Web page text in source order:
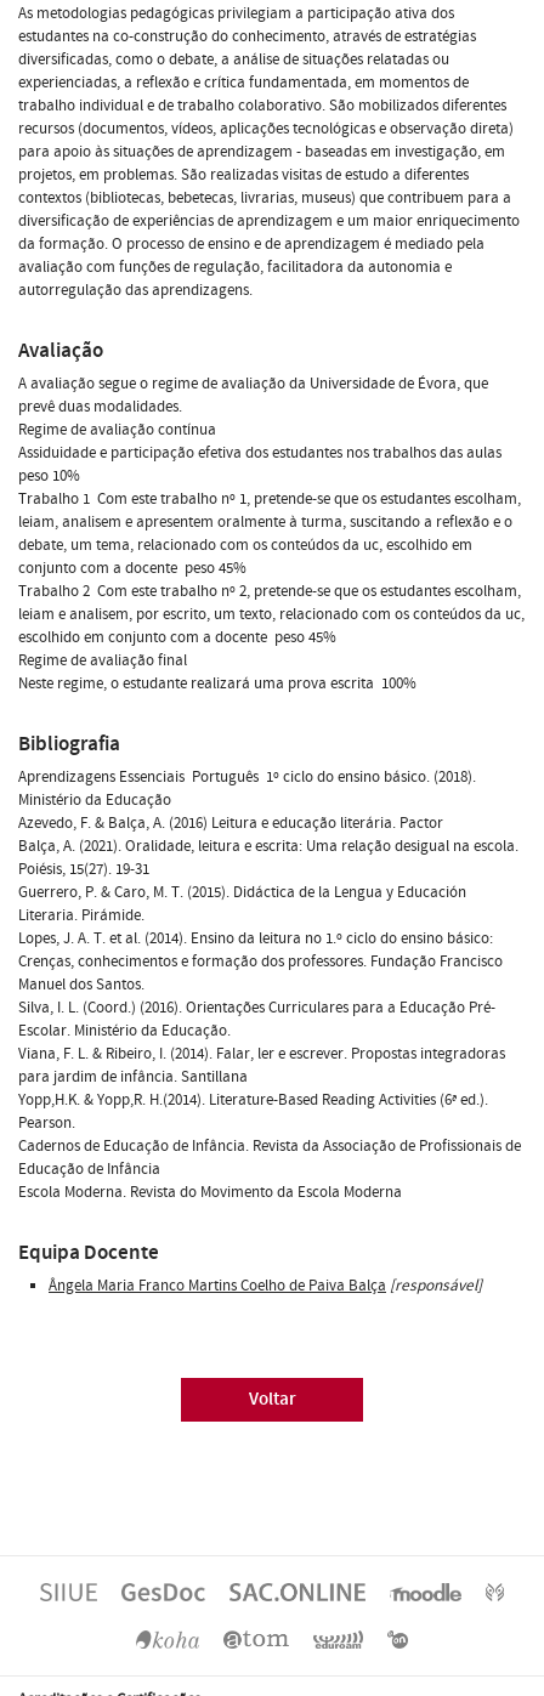
As metodologias pedagógicas privilegiam a participação ativa dos
estudantes na co-construção do conhecimento, através de estratégias
diversificadas, como o debate, a análise de situações relatadas ou
experienciadas, a reflexão e crítica fundamentada, em momentos de
trabalho individual e de trabalho colaborativo. São mobilizados diferentes
recursos (documentos, vídeos, aplicações tecnológicas e observação direta)
para apoio às situações de aprendizagem - baseadas em investigação, em
projetos, em problemas. São realizadas visitas de estudo a diferentes
contextos (bibliotecas, bebetecas, livrarias, museus) que contribuem para a
diversificação de experiências de aprendizagem e um maior enriquecimento
da formação. O processo de ensino e de aprendizagem é mediado pela
avaliação com funções de regulação, facilitadora da autonomia e
autorregulação das aprendizagens.
Avaliação
A avaliação segue o regime de avaliação da Universidade de Évora, que
prevê duas modalidades.
Regime de avaliação contínua
Assiduidade e participação efetiva dos estudantes nos trabalhos das aulas 
peso 10%
Trabalho 1  Com este trabalho nº 1, pretende-se que os estudantes escolham,
leiam, analisem e apresentem oralmente à turma, suscitando a reflexão e o
debate, um tema, relacionado com os conteúdos da uc, escolhido em
conjunto com a docente  peso 45%
Trabalho 2  Com este trabalho nº 2, pretende-se que os estudantes escolham,
leiam e analisem, por escrito, um texto, relacionado com os conteúdos da uc,
escolhido em conjunto com a docente  peso 45%
Regime de avaliação final
Neste regime, o estudante realizará uma prova escrita  100%
Bibliografia
Aprendizagens Essenciais  Português  1º ciclo do ensino básico. (2018).
Ministério da Educação
Azevedo, F. & Balça, A. (2016) Leitura e educação literária. Pactor
Balça, A. (2021). Oralidade, leitura e escrita: Uma relação desigual na escola.
Poiésis, 15(27). 19-31
Guerrero, P. & Caro, M. T. (2015). Didáctica de la Lengua y Educación
Literaria. Pirámide.
Lopes, J. A. T. et al. (2014). Ensino da leitura no 1.º ciclo do ensino básico:
Crenças, conhecimentos e formação dos professores. Fundação Francisco
Manuel dos Santos.
Silva, I. L. (Coord.) (2016). Orientações Curriculares para a Educação Pré-
Escolar. Ministério da Educação.
Viana, F. L. & Ribeiro, I. (2014). Falar, ler e escrever. Propostas integradoras
para jardim de infância. Santillana
Yopp,H.K. & Yopp,R. H.(2014). Literature-Based Reading Activities (6ª ed.).
Pearson.
Cadernos de Educação de Infância. Revista da Associação de Profissionais de
Educação de Infância
Escola Moderna. Revista do Movimento da Escola Moderna
Equipa Docente
Ângela Maria Franco Martins Coelho de Paiva Balça [responsável]
Voltar